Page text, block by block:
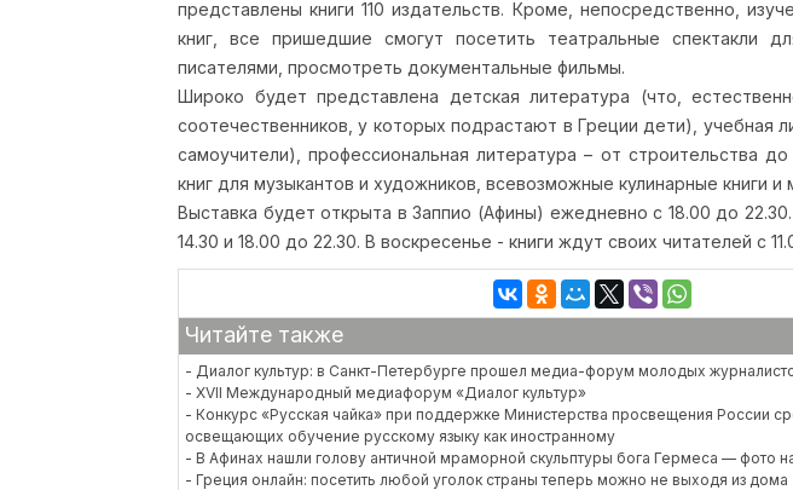
представлены книги 110 издательств. Кроме, непосредственно,
книг, все пришедшие смогут посетить театральные спектакли
писателями, просмотреть документальные фильмы.
Широко будет представлена детская литература (что,
соотечественников, у которых подрастают в Греции дети), учебная
самоучители), профессиональная литература – от строительства до
книг для музыкантов и художников, всевозможные кулинарные книги и
Выставка будет открыта в Заппио (Афины) ежедневно с 18.00 до
14.30 и 18.00 до 22.30. В воскресенье - книги ждут своих читателей с
Читайте также
- Диалог культур: в Санкт-Петербурге прошел медиа-форум молодых
- XVII Международный медиафорум «Диалог культур»
- Конкурс «Русская чайка» при поддержке Министерства просвещения России
освещающих обучение русскому языку как иностранному
- В Афинах нашли голову античной мраморной скульптуры бога Гермеса — фото
- Греция онлайн: посетить любой уголок страны теперь можно не выходя из дома